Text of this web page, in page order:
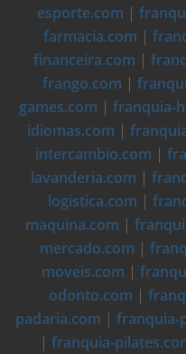
esporte.com |
farmacia.com |
financeira.com |
frango.com |
games.com | franquia-
idiomas.com |
intercambio.com |
lavanderia.com |
logistica.com |
maquina.com |
mercado.com |
moveis.com |
odonto.com |
padaria.com | franquia-
| franquia-